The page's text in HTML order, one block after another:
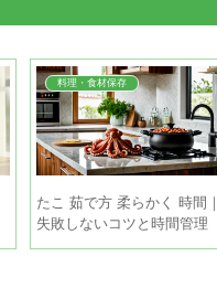
料理・食材保存
たこ 茹で方 柔らかく 時間
失敗しないコツと時間管理